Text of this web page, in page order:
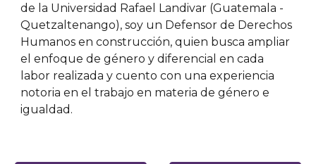
de la Universidad Rafael Landivar (Guatemala -
Quetzaltenango), soy un Defensor de Derechos
Humanos en construcción, quien busca ampliar
el enfoque de género y diferencial en cada
labor realizada y cuento con una experiencia
notoria en el trabajo en materia de género e
igualdad.